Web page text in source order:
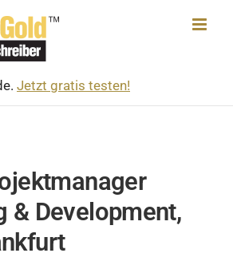
Jetzt gratis testen!
& Development,